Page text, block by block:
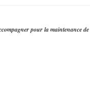
pour la maintenance